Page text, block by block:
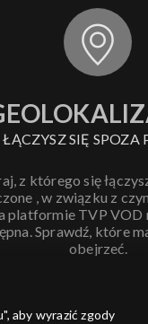
ŁĄCZYSZ SIĘ SPOZA
z którego się
, w związku z
platformie TVP VOD
Sprawdź, które
obejrzeć.
aby wyrazić zgody